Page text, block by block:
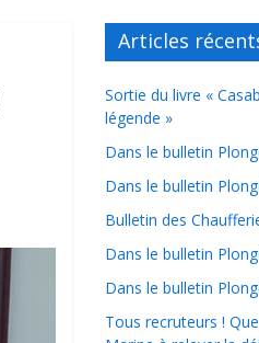
Articles
Sortie du livre «
légende »
Dans le bulletin
Dans le bulletin
Bulletin des
Dans le bulletin
Dans le bulletin
Tous recruteurs !